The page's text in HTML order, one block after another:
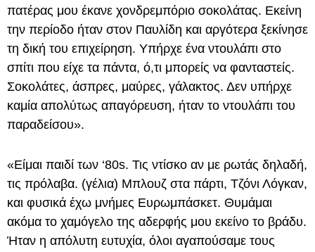
πατέρας μου έκανε χονδρεμπόριο σοκολάτας. Εκείνη
την περίοδο ήταν στον Παυλίδη και αργότερα ξεκίνησε
τη δική του επιχείρηση. Υπήρχε ένα ντουλάπι στο
σπίτι που είχε τα πάντα, ό,τι μπορείς να φανταστείς.
Σοκολάτες, άσπρες, μαύρες, γάλακτος. Δεν υπήρχε
καμία απολύτως απαγόρευση, ήταν το ντουλάπι του
παραδείσου».
«Είμαι παιδί των ‘80s. Τις ντίσκο αν με ρωτάς δηλαδή,
τις πρόλαβα. (γέλια) Μπλουζ στα πάρτι, Τζόνι Λόγκαν,
και φυσικά έχω μνήμες Ευρωμπάσκετ. Θυμάμαι
ακόμα το χαμόγελο της αδερφής μου εκείνο το βράδυ.
Ήταν η απόλυτη ευτυχία, όλοι αγαπούσαμε τους